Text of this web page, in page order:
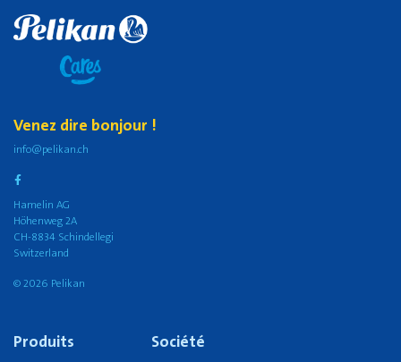
Venez dire bonjour !
info@pelikan.ch
Hamelin AG
Höhenweg 2A
CH-8834 Schindellegi
Switzerland
© 2026 Pelikan
Produits Société